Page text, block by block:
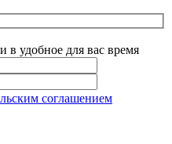
удобное для вас время
соглашением